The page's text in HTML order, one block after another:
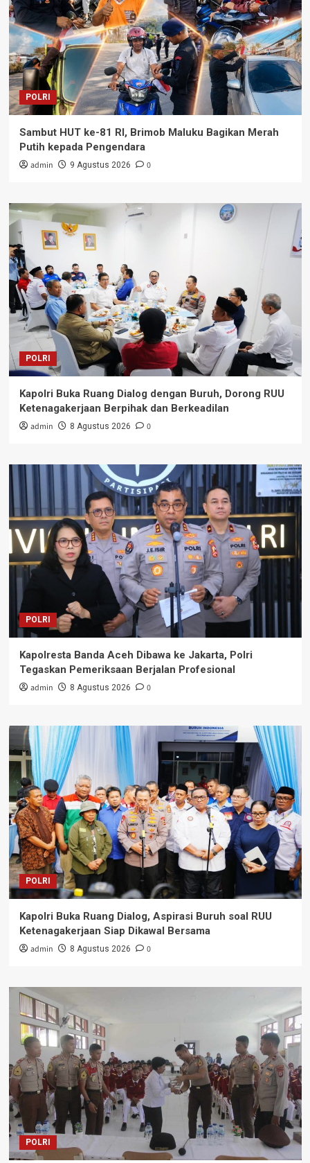
POLRI
Sambut HUT ke-81 RI, Brimob Maluku Bagikan Merah
Putih kepada Pengendara
admin 9 Agustus 2026 0
POLRI
Kapolri Buka Ruang Dialog dengan Buruh, Dorong RUU
Ketenagakerjaan Berpihak dan Berkeadilan
admin 8 Agustus 2026 0
POLRI
Kapolresta Banda Aceh Dibawa ke Jakarta, Polri
Tegaskan Pemeriksaan Berjalan Profesional
admin 8 Agustus 2026 0
POLRI
Kapolri Buka Ruang Dialog, Aspirasi Buruh soal RUU
Ketenagakerjaan Siap Dikawal Bersama
admin 8 Agustus 2026 0
POLRI